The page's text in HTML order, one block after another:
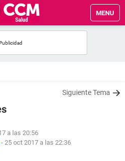
MENU
Siguiente Tema
a las 20:56
- 25 oct 2017 a las 22:36